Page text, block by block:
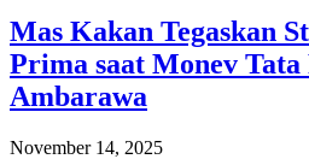
Mas Kakan Tegaskan
Prima saat Monev
Ambarawa
November 14, 2025